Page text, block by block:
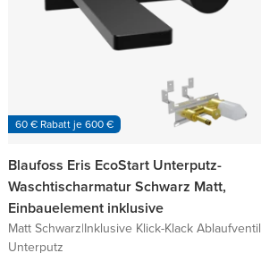
60 € Rabatt je 600 €
Blaufoss Eris EcoStart Unterputz-
Waschtischarmatur Schwarz Matt,
Einbauelement inklusive
Matt Schwarz|Inklusive Klick-Klack Ablaufventil
Unterputz